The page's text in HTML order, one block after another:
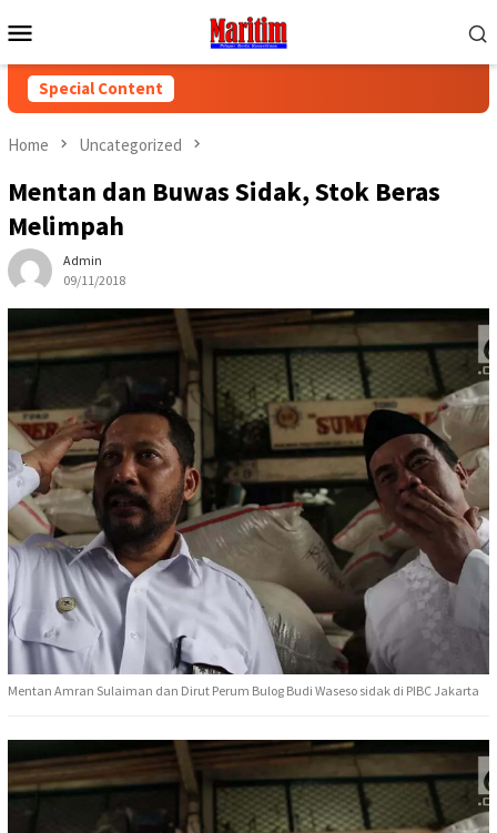
to
Menu
Special Content
Home Uncategorized
Mentan dan Buwas Sidak, Stok Beras
Melimpah
Admin
09/11/2018
Mentan Amran Sulaiman dan Dirut Perum Bulog Budi Waseso sidak di PIBC Jakarta